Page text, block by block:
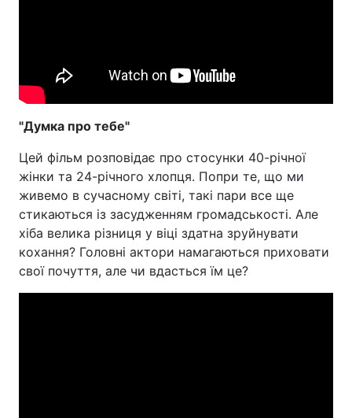
"Думка про тебе"
Цей фільм розповідає про стосунки 40-річної
жінки та 24-річного хлопця. Попри те, що ми
живемо в сучасному світі, такі пари все ще
стикаються із засудженням громадськості. Але
хіба велика різниця у віці здатна зруйнувати
кохання? Головні актори намагаються приховати
свої почуття, але чи вдасться їм це?